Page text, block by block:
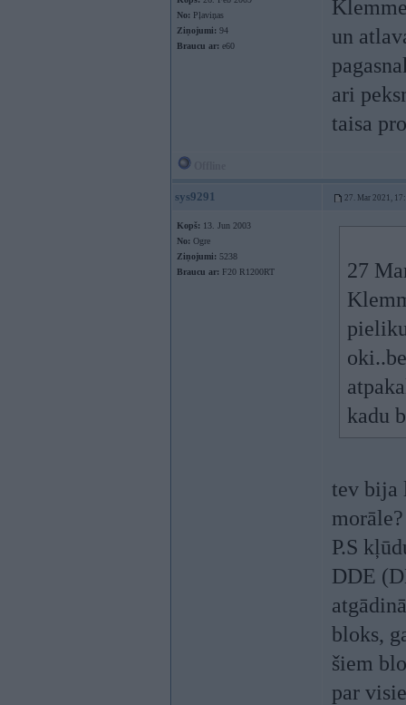
No: Pļaviņas
Ziņojumi: 94
Braucu ar: e60
un
ari
taisa
sys9291 27. Mar 2021,
Kopš: 13. Jun 2003
No: Ogre
Ziņojumi: 5238
Braucu ar: F20 R1200RT
27
kadu
tev bija
P.S
DDE
bloks,
šiem
par